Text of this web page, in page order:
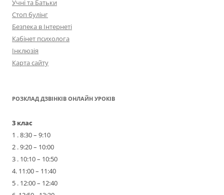
Учні та Батьки
Стоп булінг
Безпека в Інтернеті
Кабінет психолога
Інклюзія
Карта сайту
РОЗКЛАД ДЗВІНКІВ ОНЛАЙН УРОКІВ
3 клас
1 . 8:30 – 9:10
2 . 9:20 – 10:00
3 . 10:10 – 10:50
4. 11:00 – 11:40
5 . 12:00 – 12:40